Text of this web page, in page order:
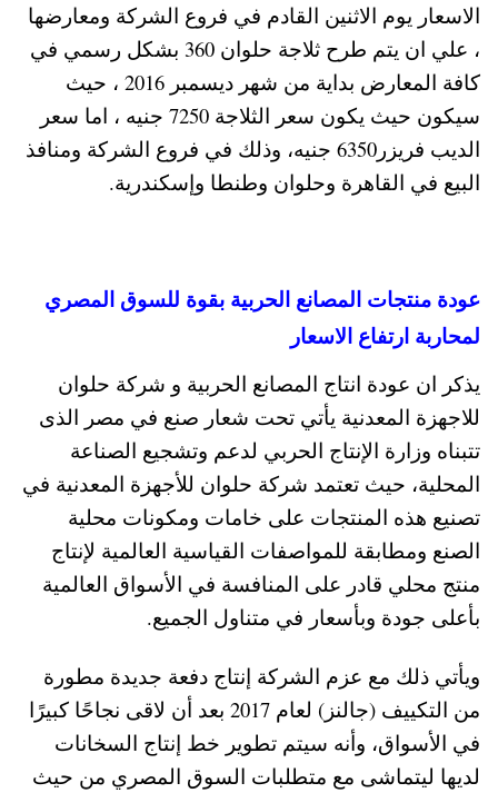
الاسعار يوم الاثنين القادم في فروع الشركة ومعارضها
، علي ان يتم طرح ثلاجة حلوان 360 بشكل رسمي في
كافة المعارض بداية من شهر ديسمبر 2016 ، حيث
سيكون حيث يكون سعر الثلاجة 7250 جنيه ، اما سعر
الديب فريزر6350 جنيه، وذلك في فروع الشركة ومنافذ
البيع في القاهرة وحلوان وطنطا وإسكندرية.
عودة منتجات المصانع الحربية بقوة للسوق المصري
لمحاربة ارتفاع الاسعار
يذكر ان عودة انتاج المصانع الحربية و شركة حلوان
للاجهزة المعدنية يأتي تحت شعار صنع في مصر الذى
تتبناه وزارة الإنتاج الحربي لدعم وتشجيع الصناعة
المحلية، حيث تعتمد شركة حلوان للأجهزة المعدنية في
تصنيع هذه المنتجات على خامات ومكونات محلية
الصنع ومطابقة للمواصفات القياسية العالمية لإنتاج
منتج محلي قادر على المنافسة في الأسواق العالمية
بأعلى جودة وبأسعار في متناول الجميع.
ويأتي ذلك مع عزم الشركة إنتاج دفعة جديدة مطورة
من التكييف (جالنز) لعام 2017 بعد أن لاقى نجاحًا كبيرًا
في الأسواق، وأنه سيتم تطوير خط إنتاج السخانات
لديها ليتماشى مع متطلبات السوق المصري من حيث